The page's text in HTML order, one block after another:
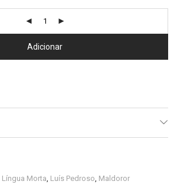
Adicionar
Língua Morta, Luís Pedroso, Maldoror